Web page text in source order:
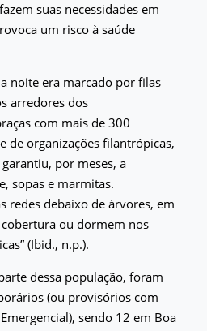
suas necessidades em
um risco à saúde
noite era marcado por filas
arredores dos
com mais de 300
de organizações filantrópicas,
por meses, a
sopas e marmitas.
redes debaixo de árvores, em
ou dormem nos
(Ibid., n.p.).
dessa população, foram
(ou provisórios com
sendo 12 em Boa